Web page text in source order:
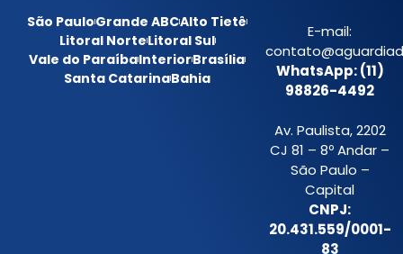
São PauloGrande ABCAlto Tietê
Litoral NorteLitoral Sul
Vale do ParaíbaInteriorBrasília
Santa CatarinaBahia
E-mail:
WhatsApp: (11)
98826-4492
Av. Paulista, 2202
CJ 81 – 8º Andar –
São Paulo –
Capital
CNPJ:
20.431.559/0001-
83